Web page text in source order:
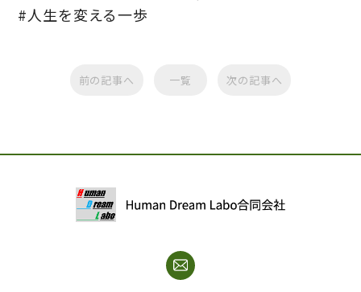
#人生を変える一歩
前の記事へ 一覧 次の記事へ